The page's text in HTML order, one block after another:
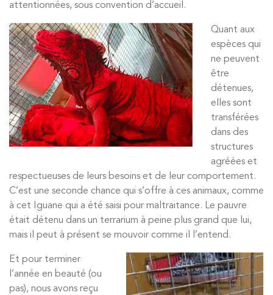
attentionnées, sous convention d’accueil.
Quant aux
espèces qui
ne peuvent
être
détenues,
elles sont
transférées
dans des
structures
agréées et
respectueuses de leurs besoins et de leur comportement.
C’est une seconde chance qui s’offre à ces animaux, comme
à cet Iguane qui a été saisi pour maltraitance. Le pauvre
était détenu dans un terrarium à peine plus grand que lui,
mais il peut à présent se mouvoir comme il l’entend.
Et pour terminer
l’année en beauté (ou
pas), nous avons reçu